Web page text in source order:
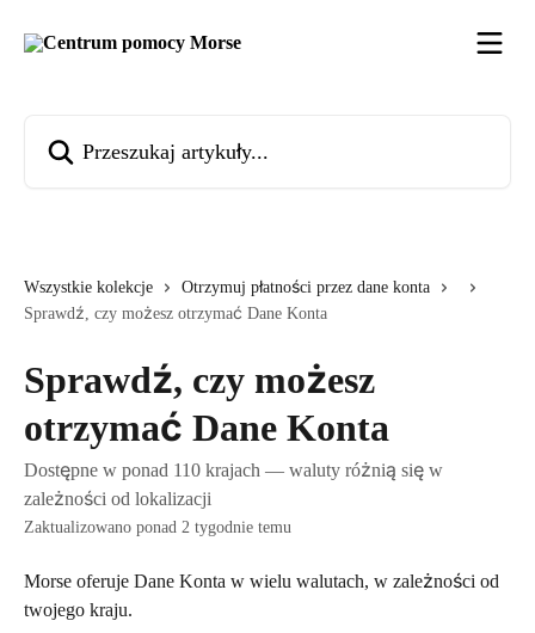
Wszystkie kolekcje
Otrzymuj płatności przez dane konta
Sprawdź, czy możesz otrzymać Dane Konta
Sprawdź, czy możesz
otrzymać Dane Konta
Dostępne w ponad 110 krajach — waluty różnią się w
zależności od lokalizacji
Zaktualizowano ponad 2 tygodnie temu
Morse oferuje Dane Konta w wielu walutach, w zależności od
twojego kraju.